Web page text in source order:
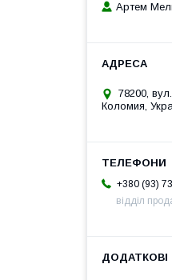
Артем
78200,
Коломия,
+380 (93)
відділ